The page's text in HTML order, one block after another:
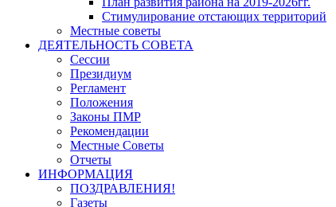
Стимулирование отстающих территорий
Местные советы
ДЕЯТЕЛЬНОСТЬ СОВЕТА
Сессии
Президиум
Регламент
Положения
Законы ПМР
Рекомендации
Местные Советы
Отчеты
ИНФОРМАЦИЯ
ПОЗДРАВЛЕНИЯ!
Газеты